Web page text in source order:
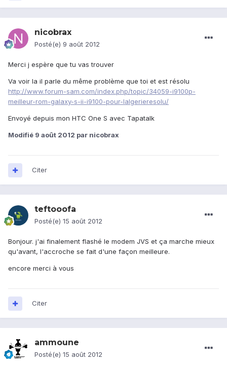
nicobrax
Posté(e) 9 août 2012
Merci j espère que tu vas trouver
Va voir la il parle du même problème que toi et est résolu
http://www.forum-sam.com/index.php/topic/34059-i9100p-
meilleur-rom-galaxy-s-ii-i9100-pour-lalgerieresolu/
Envoyé depuis mon HTC One S avec Tapatalk
Modifié 9 août 2012 par nicobrax
Citer
teftooofa
Posté(e) 15 août 2012
Bonjour. j'ai finalement flashé le modem JVS et ça marche mieux
qu'avant, l'accroche se fait d'une façon meilleure.
encore merci à vous
Citer
ammoune
Posté(e) 15 août 2012